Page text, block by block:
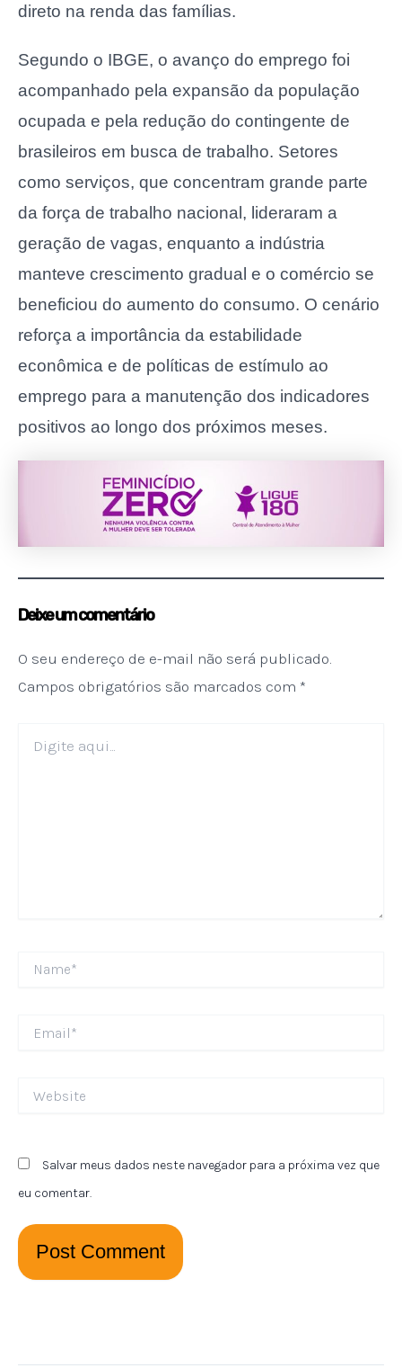
direto na renda das famílias.
Segundo o IBGE, o avanço do emprego foi
acompanhado pela expansão da população
ocupada e pela redução do contingente de
brasileiros em busca de trabalho. Setores
como serviços, que concentram grande parte
da força de trabalho nacional, lideraram a
geração de vagas, enquanto a indústria
manteve crescimento gradual e o comércio se
beneficiou do aumento do consumo. O cenário
reforça a importância da estabilidade
econômica e de políticas de estímulo ao
emprego para a manutenção dos indicadores
positivos ao longo dos próximos meses.
Deixe um comentário
O seu endereço de e-mail não será publicado.
Campos obrigatórios são marcados com *
aqui...
Salvar meus dados neste navegador para a próxima vez que
eu comentar.